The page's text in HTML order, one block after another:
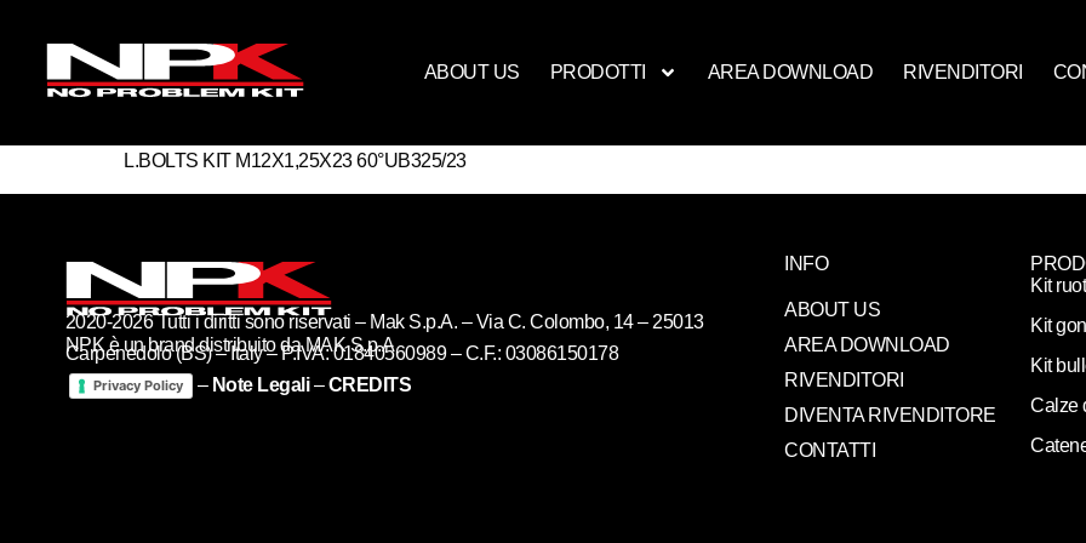
ABOUT US PRODOTTI AREA DOWNLOAD RIVENDITORI
L.BOLTS KIT M12X1,25X23 60°UB325/23
NPK è un brand distribuito da MAK S.p.A
2020-2026 Tutti i diritti sono riservati – Mak S.p.A. – Via C. Colombo, 14 – 25013
Carpenedolo (BS) – Italy – P.IVA: 01840560989 – C.F.: 03086150178
Privacy Policy – Note Legali–CREDITS
INFO
ABOUT US
AREA DOWNLOAD
RIVENDITORI
DIVENTA RIVENDITORE
CONTATTI
Kit
Kit
Kit
Calze